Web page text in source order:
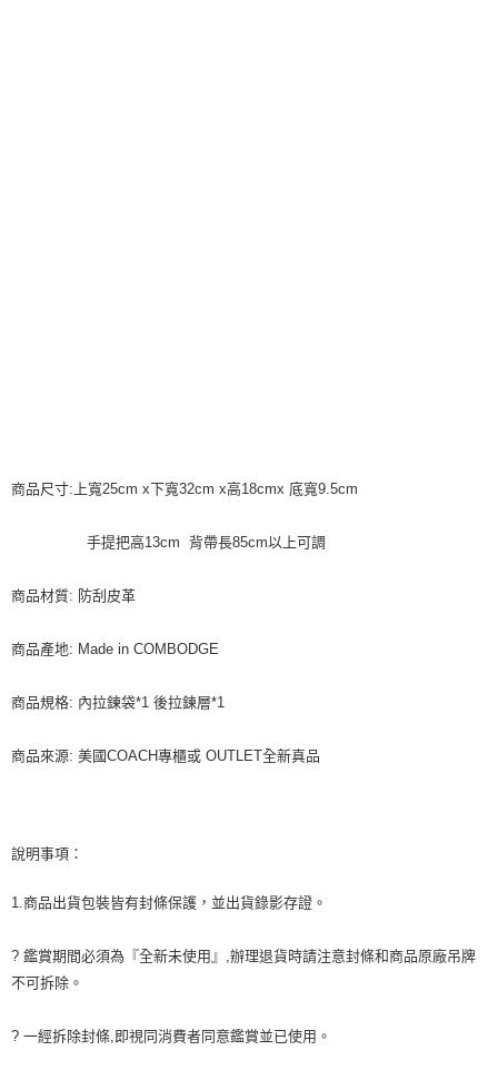
商品尺寸:上寬25cm x下寬32cm x高18cmx 底寬9.5cm
手提把高13cm 背帶長85cm以上可調
商品材質: 防刮皮革
商品產地: Made in COMBODGE
商品規格: 內拉鍊袋*1 後拉鍊層*1
商品來源: 美國COACH專櫃或 OUTLET全新真品
說明事項：
1.商品出貨包裝皆有封條保護，並出貨錄影存證。
? 鑑賞期間必須為『全新未使用』,辦理退貨時請注意封條和商品原廠吊牌
不可拆除。
? 一經拆除封條,即視同消費者同意鑑賞並已使用。